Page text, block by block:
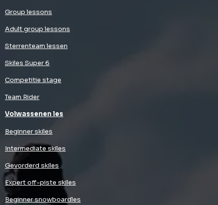
Group lessons
Adult group lessons
Sterrenteam lessen
Skiles Super 6
Competitie stage
Team Rider
Volwassenen les
Beginner skiles
Intermediate skiles
Gevorderd skiles
Expert off-piste skiles
Beginner snowboardles